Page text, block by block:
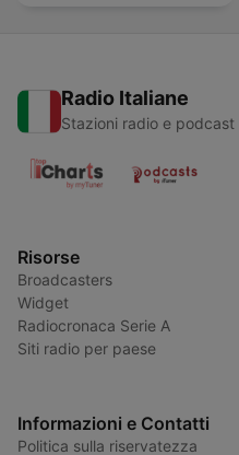
Radio Italiane
Stazioni radio e podcast
Risorse
Broadcasters
Widget
Radiocronaca Serie A
Siti radio per paese
Informazioni e Contatti
Politica sulla riservatezza